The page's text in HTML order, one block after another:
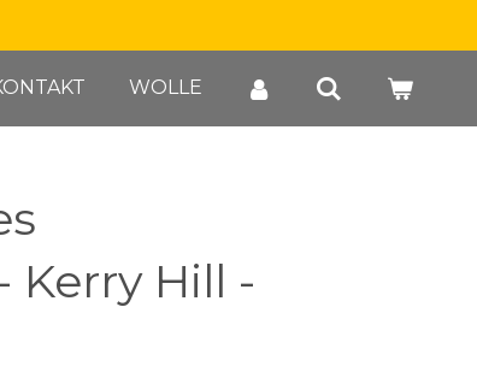
WOLLE
Kerry Hill -